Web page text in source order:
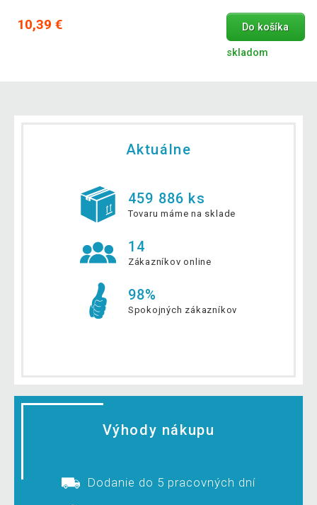
10,39 € Do košíka
skladom
Aktuálne
459 886 ks
Tovaru máme na sklade
14
Zákazníkov online
98%
Spokojných zákazníkov
Výhody nákupu
Dodanie do 5 pracovných dní